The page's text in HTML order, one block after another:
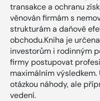
transakce a ochranu
věnován firmám s
strukturám a daňově
obchodu.Kniha je
investorům i rodinným
firmy postupovat
maximálním
otázkou náhody, ale
vedení.